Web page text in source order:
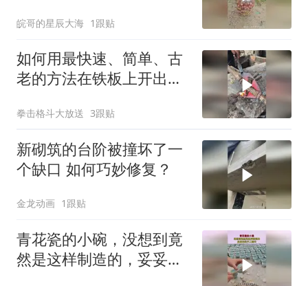
皖哥的星辰大海 1跟贴
如何用最快速、简单、古
老的方法在铁板上开出圆
拳击格斗大放送 3跟贴
新砌筑的台阶被撞坏了一
个缺口 如何巧妙修复？
金龙动画 1跟贴
青花瓷的小碗，没想到竟
然是这样制造的，妥妥的